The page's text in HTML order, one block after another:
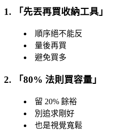
1. 「 先丟再買收納工具 」
順序絕不能反
量後再買
避免買多
2. 「80% 法則買容量 」
留 20% 餘裕
別追求剛好
也是視覺寬鬆